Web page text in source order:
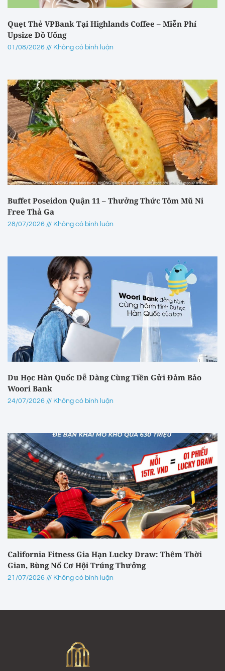
Quẹt Thẻ VPBank Tại Highlands Coffee – Miễn Phí
Upsize Đồ Uống
01/08/2026 Không có bình luận
Buffet Poseidon Quận 11 – Thưởng Thức Tôm Mũ Ni
Free Thả Ga
28/07/2026 Không có bình luận
Du Học Hàn Quốc Dễ Dàng Cùng Tiền Gửi Đảm Bảo
Woori Bank
24/07/2026 Không có bình luận
California Fitness Gia Hạn Lucky Draw: Thêm Thời
Gian, Bùng Nổ Cơ Hội Trúng Thưởng
21/07/2026 Không có bình luận